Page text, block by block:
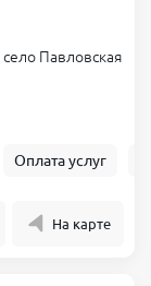
село Павловская
Оплата услуг
На карте